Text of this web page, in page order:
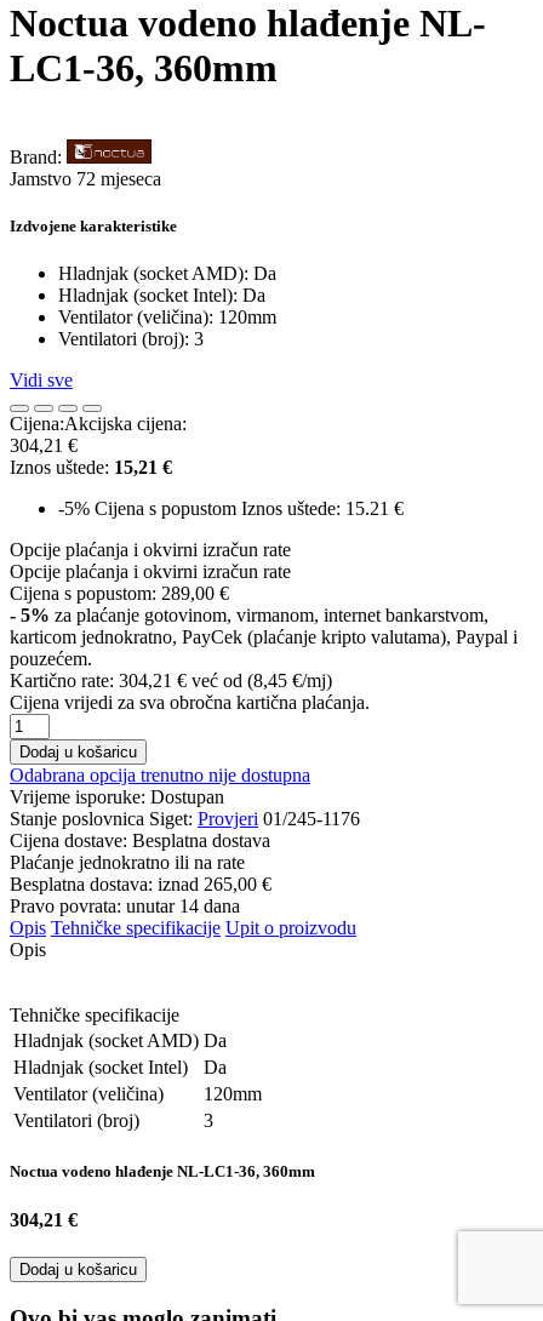
Noctua vodeno hlađenje NL-
LC1-36, 360mm
Brand:
Jamstvo 72 mjeseca
Izdvojene karakteristike
Hladnjak (socket AMD): Da
Hladnjak (socket Intel): Da
Ventilator (veličina): 120mm
Ventilatori (broj): 3
Vidi sve
Cijena:Akcijska cijena:
304,21 €
Iznos uštede: 15,21 €
-5% Cijena s popustom Iznos uštede: 15.21 €
Opcije plaćanja i okvirni izračun rate
Opcije plaćanja i okvirni izračun rate
Cijena s popustom: 289,00 €
- 5% za plaćanje gotovinom, virmanom, internet bankarstvom,
karticom jednokratno, PayCek (plaćanje kripto valutama), Paypal i
pouzećem.
Kartično rate: 304,21 € već od (8,45 €/mj)
Cijena vrijedi za sva obročna kartična plaćanja.
Dodaj u košaricu
Odabrana opcija trenutno nije dostupna
Vrijeme isporuke: Dostupan
Stanje poslovnica Siget: Provjeri 01/245-1176
Cijena dostave: Besplatna dostava
Plaćanje jednokratno ili na rate
Besplatna dostava: iznad 265,00 €
Pravo povrata: unutar 14 dana
Opis Tehničke specifikacije Upit o proizvodu
Opis
Tehničke specifikacije
Hladnjak (socket AMD) Da
Hladnjak (socket Intel)
Da
Ventilator (veličina)
120mm
Ventilatori (broj)
3
Noctua vodeno hlađenje NL-LC1-36, 360mm
304,21 €
Dodaj u košaricu